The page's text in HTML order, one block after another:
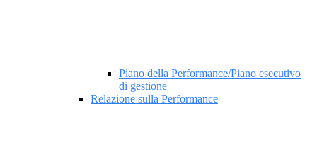
Piano della Performance/Piano esecutivo
di gestione
Relazione sulla Performance